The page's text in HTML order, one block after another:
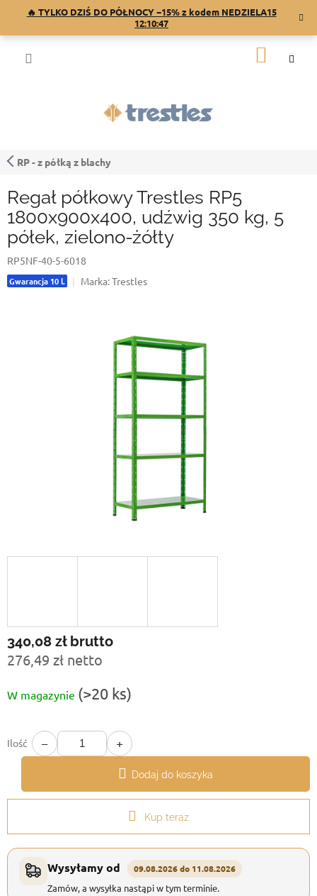
treści
🔥 TYLKO DZIŚ DO PÓŁNOCY −15% z kodem NEDZIELA15
12:10:47
RP - z półką z blachy
Regał półkowy Trestles RP5
1800x900x400, udźwig 350 kg, 5
półek, zielono-żółty
RP5NF-40-5-6018
Gwarancja 10 l. Marka:Trestles
340,08 zł brutto
276,49 zł netto
jednostkowa:
W magazynie (>20 ks)
Ilość − +
Dodaj do koszyka
Kup teraz
Wysyłamy od 09.08.2026 do 11.08.2026
Zamów, a wysyłka nastąpi w tym terminie.